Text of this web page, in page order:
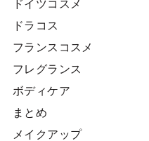
ドイツコスメ
ドラコス
フランスコスメ
フレグランス
ボディケア
まとめ
メイクアップ